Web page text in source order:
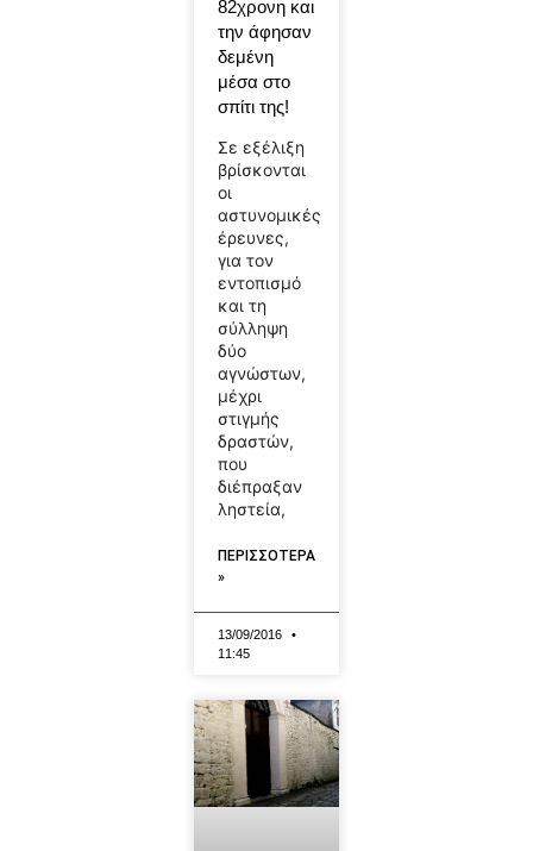
82χρονη και
την άφησαν
δεμένη
μέσα στο
σπίτι της!
Σε εξέλιξη
βρίσκονται
οι
αστυνομικές
έρευνες,
για τον
εντοπισμό
και τη
σύλληψη
δύο
αγνώστων,
μέχρι
στιγμής
δραστών,
που
διέπραξαν
ληστεία,
ΠΕΡΙΣΣΟΤΕΡΑ
»
13/09/2016
11:45